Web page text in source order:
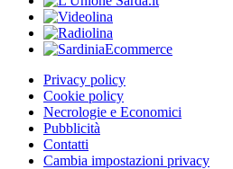
Privacy policy
Cookie policy
Necrologie e Economici
Pubblicità
Contatti
Cambia impostazioni privacy